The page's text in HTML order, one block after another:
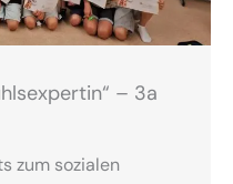
– 3a
zum sozialen